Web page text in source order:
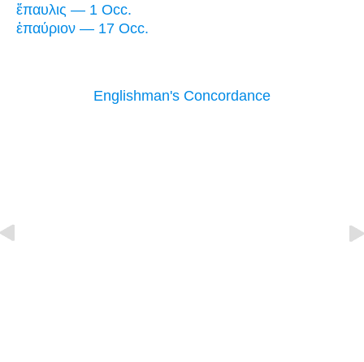
ἔπαυλις — 1 Occ.
ἐπαύριον — 17 Occ.
Englishman's Concordance